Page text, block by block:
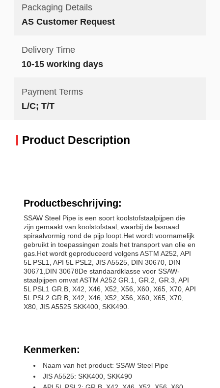
Packaging Details
AS Customer Request
Delivery Time
10-15 working days
Payment Terms
L/C; T/T
Product Description
Productbeschrijving:
SSAW Steel Pipe is een soort koolstofstaalpijpen die
zijn gemaakt van koolstofstaal, waarbij de lasnaad
spiraalvormig rond de pijp loopt.Het wordt voornamelijk
gebruikt in toepassingen zoals het transport van olie en
gas.Het wordt geproduceerd volgens ASTM A252, API
5L PSL1, API 5L PSL2, JIS A5525, DIN 30670, DIN
30671,DIN 30678De standaardklasse voor SSAW-
staalpijpen omvat ASTM A252 GR.1, GR.2, GR.3, API
5L PSL1 GR.B, X42, X46, X52, X56, X60, X65, X70, API
5L PSL2 GR.B, X42, X46, X52, X56, X60, X65, X70,
X80, JIS A5525 SKK400, SKK490.
Kenmerken:
Naam van het product: SSAW Steel Pipe
JIS A5525: SKK400, SKK490